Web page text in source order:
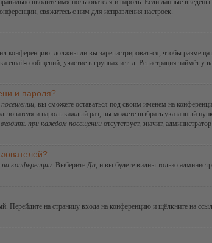
вводите имя пользователя и пароль. Если данные
свяжитесь с ним для исправления настроек.
конференцию: должны ли вы зарегистрироваться, чтобы
сообщений, участие в группах и т. д. Регистрация займёт у
и пароля?
, вы сможете оставаться под своим именем на
и пароль каждый раз, вы можете выбрать указанный
при каждом посещении отсутствует, значит,
конференции. Выберите Да, и вы будете видны только
Перейдите на страницу входа на конференцию и щёлкните на